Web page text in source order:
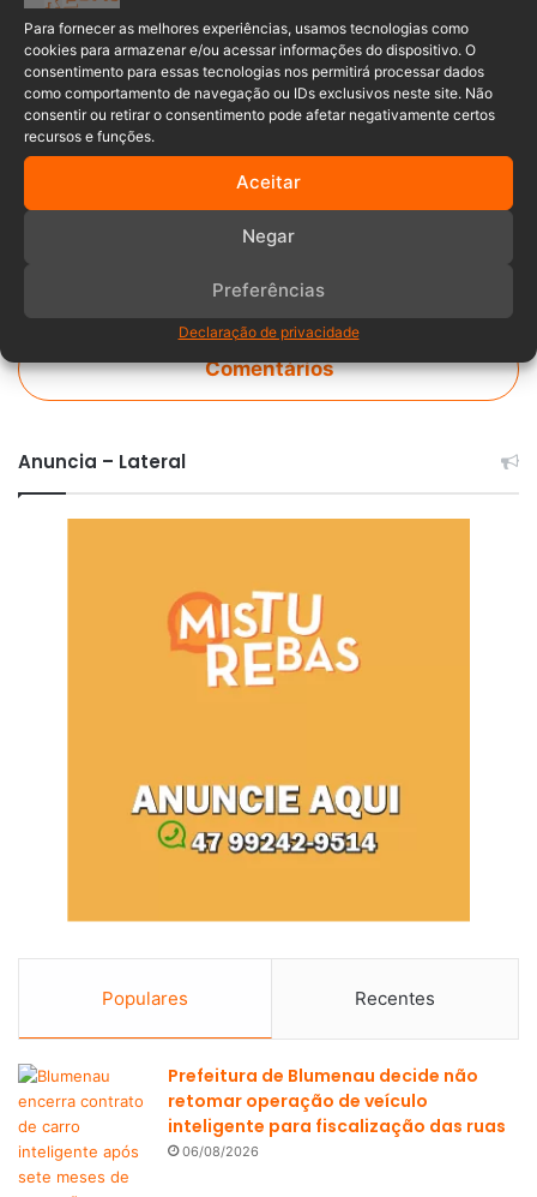
Para fornecer as melhores experiências, usamos tecnologias como
cookies para armazenar e/ou acessar informações do dispositivo. O
consentimento para essas tecnologias nos permitirá processar dados
como comportamento de navegação ou IDs exclusivos neste site. Não
consentir ou retirar o consentimento pode afetar negativamente certos
recursos e funções.
Aceitar
Negar
Preferências
Declaração de privacidade
mandado Mandado de prisão
mulher polícia pomerode
violação violação da lei ambiental
Comentários
Anuncia – Lateral
Populares Recentes
Prefeitura de Blumenau decide não
retomar operação de veículo
inteligente para fiscalização das ruas
06/08/2026